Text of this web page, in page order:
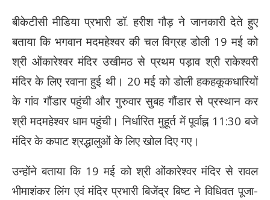
बीकेटीसी मीडिया प्रभारी डॉ. हरीश गौड़ ने जानकारी देते हुए
बताया कि भगवान मदमहेश्वर की चल विग्रह डोली 19 मई को
श्री ओंकारेश्वर मंदिर उखीमठ से प्रथम पड़ाव श्री राकेश्वरी
मंदिर के लिए रवाना हुई थी। 20 मई को डोली हकहकूकधारियों
के गांव गौंडार पहुंची और गुरुवार सुबह गौंडार से प्रस्थान कर
श्री मदमहेश्वर धाम पहुंची। निर्धारित मुहूर्त में पूर्वाह्न 11:30 बजे
मंदिर के कपाट श्रद्धालुओं के लिए खोल दिए गए।
उन्होंने बताया कि 19 मई को श्री ओंकारेश्वर मंदिर से रावल
भीमाशंकर लिंग एवं मंदिर प्रभारी बिजेंद्र बिष्ट ने विधिवत पूजा-